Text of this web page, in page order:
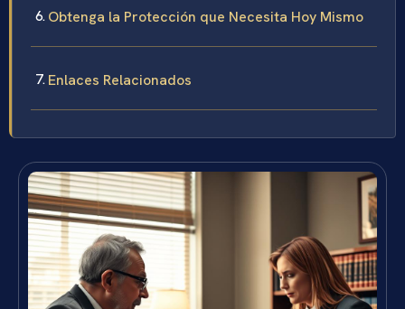
Obtenga la Protección que Necesita Hoy Mismo
Enlaces Relacionados